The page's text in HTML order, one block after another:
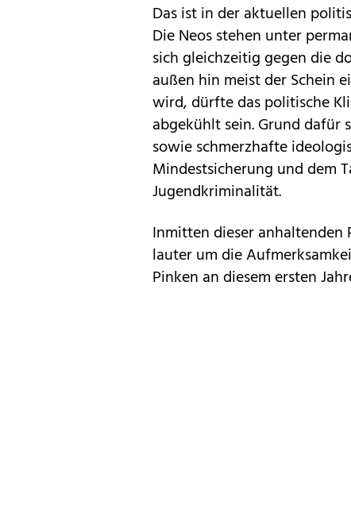
Das ist in der aktuellen
Die Neos stehen unter
sich gleichzeitig gegen die
außen hin meist der Schein
wird, dürfte das politische
abgekühlt sein. Grund dafür
sowie schmerzhafte
Mindestsicherung und dem
Jugendkriminalität.
Inmitten dieser anhaltenden
lauter um die
Pinken an diesem ersten